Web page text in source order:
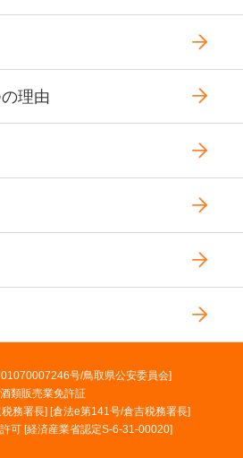
理由
号/鳥取県公安委員会]
酒類販売業免許証
務署長] [倉法e第141号/倉吉税務署長]
可 [経済産業省認定S-6-31-00020]